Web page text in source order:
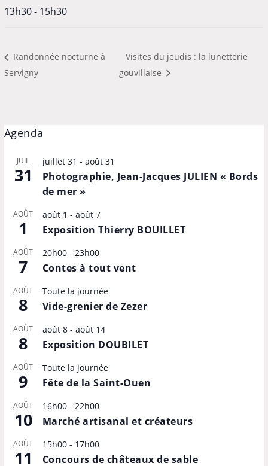
13h30 - 15h30
Randonnée nocturne à
Servigny
Visites du jeudis : la lunetterie
gouvillaise
Agenda
JUIL
31
juillet 31 - août 31
Photographie, Jean-Jacques JULIEN « Bords
de mer »
AOÛT
1
août 1 - août 7
Exposition Thierry BOUILLET
AOÛT
7
20h00- 23h00
Contes à tout vent
AOÛT
8
Toute la journée
Vide-grenier de Zezer
AOÛT
8
août 8- août 14
Exposition DOUBILET
AOÛT
9
Toute la journée
Fête de la Saint-Ouen
AOÛT
10
16h00- 22h00
Marché artisanal et créateurs
AOÛT
11
15h00- 17h00
Concours de châteaux de sable